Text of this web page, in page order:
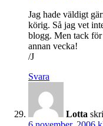
Jag hade väldigt
körig. Så jag vet
blogg. Men tack för
annan vecka!
/J
Svara
Lotta